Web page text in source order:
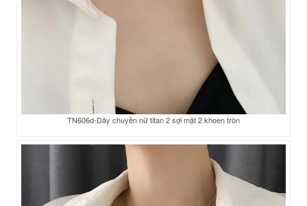
TN606d-Dây chuyền nữ titan 2 sợi mặt 2 khoen tròn